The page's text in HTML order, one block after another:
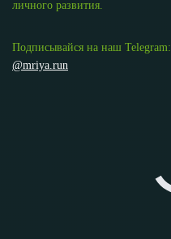
личного развития.
Подписывайся на наш Telegram:
@mriya.run